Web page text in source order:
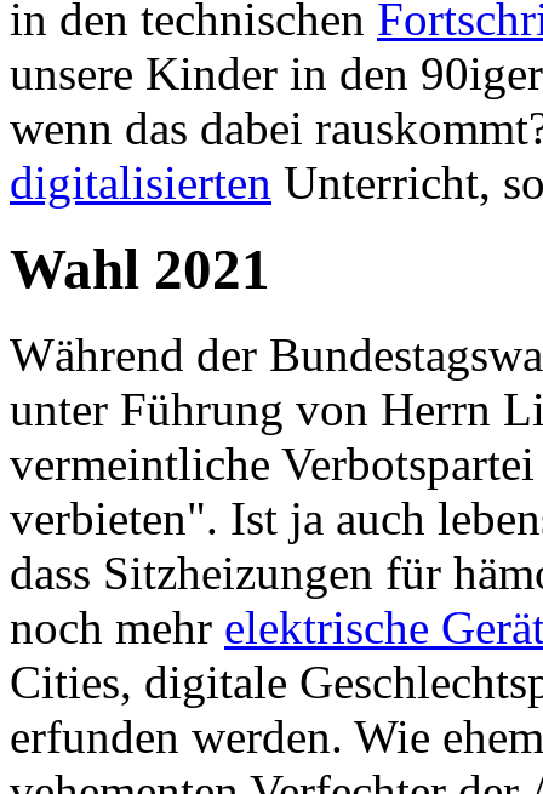
in den technischen
unsere Kinder in den
wenn das dabei
digitalisierten Unterricht,
Wahl 2021
Während der
unter Führung von Herrn
vermeintliche
verbieten". Ist ja auch
dass Sitzheizungen für
noch mehr elektrische
Cities, digitale
erfunden werden. Wie